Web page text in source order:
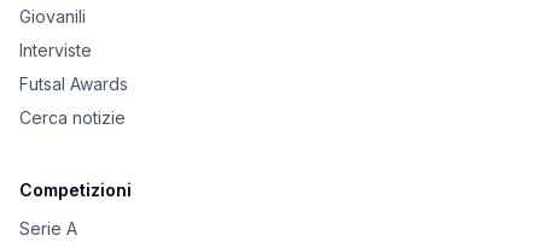
Giovanili
Interviste
Futsal Awards
Cerca notizie
Competizioni
Serie A